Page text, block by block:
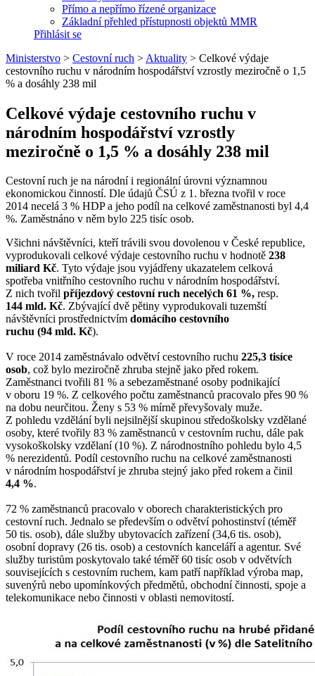
Přímo a nepřímo řízené organizace
Základní přehled přístupnosti objektů MMR
Přihlásit se
Ministerstvo > Cestovní ruch > Aktuality > Celkové výdaje
cestovního ruchu v národním hospodářství vzrostly meziročně o 1,5
% a dosáhly 238 mil
Celkové výdaje cestovního ruchu v
národním hospodářství vzrostly
meziročně o 1,5 % a dosáhly 238 mil
Cestovní ruch je na národní i regionální úrovni významnou
ekonomickou činností. Dle údajů ČSÚ z 1. března tvořil v roce
2014 necelá 3 % HDP a jeho podíl na celkové zaměstnanosti byl 4,4
%. Zaměstnáno v něm bylo 225 tisíc osob.
Všichni návštěvníci, kteří trávili svou dovolenou v České republice,
vyprodukovali celkové výdaje cestovního ruchu v hodnotě 238
miliard Kč. Tyto výdaje jsou vyjádřeny ukazatelem celková
spotřeba vnitřního cestovního ruchu v národním hospodářství.
Z nich tvořil příjezdový cestovní ruch necelých 61 %, resp.
144 mld. Kč. Zbývající dvě pětiny vyprodukovali tuzemští
návštěvníci prostřednictvím domácího cestovního
ruchu (94 mld. Kč).
V roce 2014 zaměstnávalo odvětví cestovního ruchu 225,3 tisíce
osob, což bylo meziročně zhruba stejně jako před rokem.
Zaměstnanci tvořili 81 % a sebezaměstnané osoby podnikající
v oboru 19 %. Z celkového počtu zaměstnanců pracovalo přes 90 %
na dobu neurčitou. Ženy s 53 % mírně převyšovaly muže.
Z pohledu vzdělání byli nejsilnější skupinou středoškolsky vzdělané
osoby, které tvořily 83 % zaměstnanců v cestovním ruchu, dále pak
vysokoškolsky vzdělaní (10 %). Z národnostního pohledu bylo 4,5
% nerezidentů. Podíl cestovního ruchu na celkové zaměstnanosti
v národním hospodářství je zhruba stejný jako před rokem a činil
4,4 %.
72 % zaměstnanců pracovalo v oborech charakteristických pro
cestovní ruch. Jednalo se především o odvětví pohostinství (téměř
50 tis. osob), dále služby ubytovacích zařízení (34,6 tis. osob),
osobní dopravy (26 tis. osob) a cestovních kanceláří a agentur. Své
služby turistům poskytovalo také téměř 60 tisíc osob v odvětvích
souvisejících s cestovním ruchem, kam patří například výroba map,
suvenýrů nebo upomínkových předmětů, obchodní činnosti, spoje a
telekomunikace nebo činnosti v oblasti nemovitostí.